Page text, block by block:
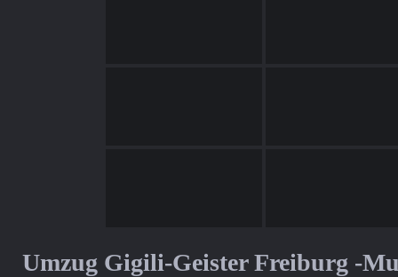
Umzug Gigili-Geister Freiburg -